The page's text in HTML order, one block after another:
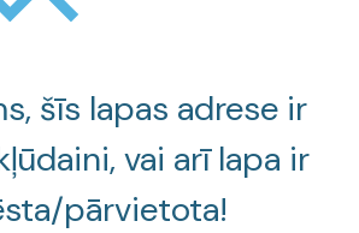
šīs lapas adrese ir
vai arī lapa ir
pārvietota!